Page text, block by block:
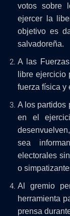
votos sobre
ejercer la
objetivo es
salvadoreña.
A las
libre
fuerza física y
A los partidos
en el
sea
electorales
o
Al gremio
herramienta
prensa